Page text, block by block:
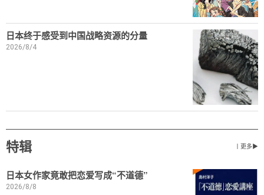
日本终于感受到中国战略资源的分量
2026/8/4
特辑 丨更多▶
日本女作家竟敢把恋爱写成“不道德”
2026/8/8